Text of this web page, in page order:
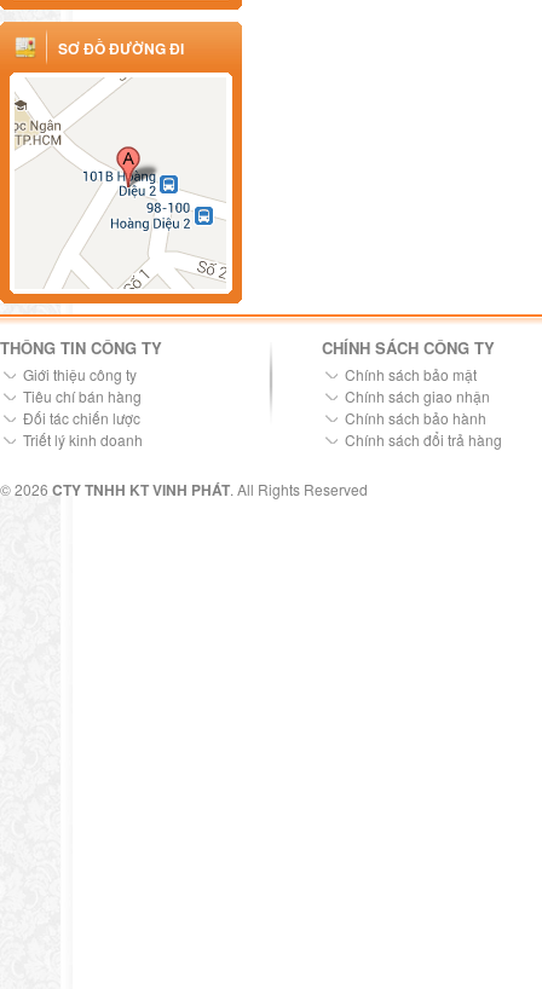
SƠ ĐỒ ĐƯỜNG ĐI
THÔNG TIN CÔNG TY
Giới thiệu công ty
Tiêu chí bán hàng
Đối tác chiến lược
Triết lý kinh doanh
CHÍNH SÁCH CÔNG TY
Chính sách bảo mật
Chính sách giao nhận
Chính sách bảo hành
Chính sách đổi trả hàng
© 2026 CTY TNHH KT VINH PHÁT. All Rights Reserved